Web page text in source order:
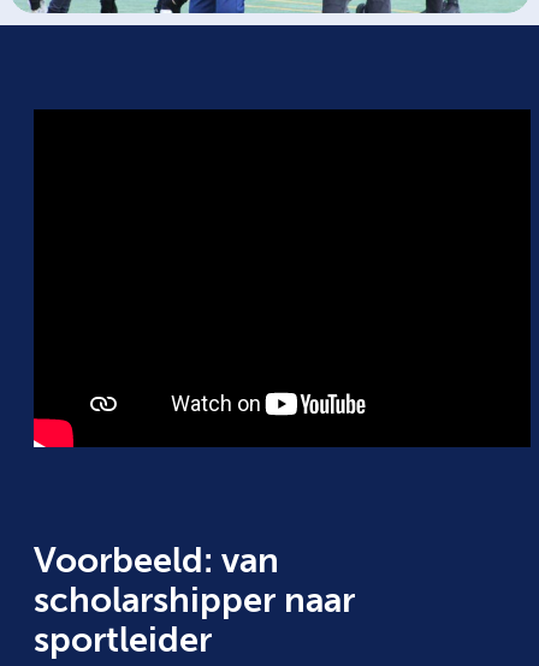
Voorbeeld: van
scholarshipper naar
sportleider